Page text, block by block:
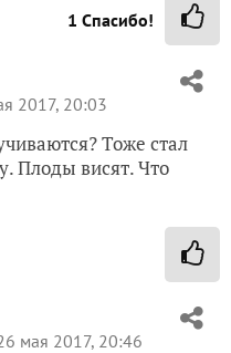
1 Спасибо!
2017, 20:03
Тоже стал
Плоды висят. Что
мая 2017, 20:46